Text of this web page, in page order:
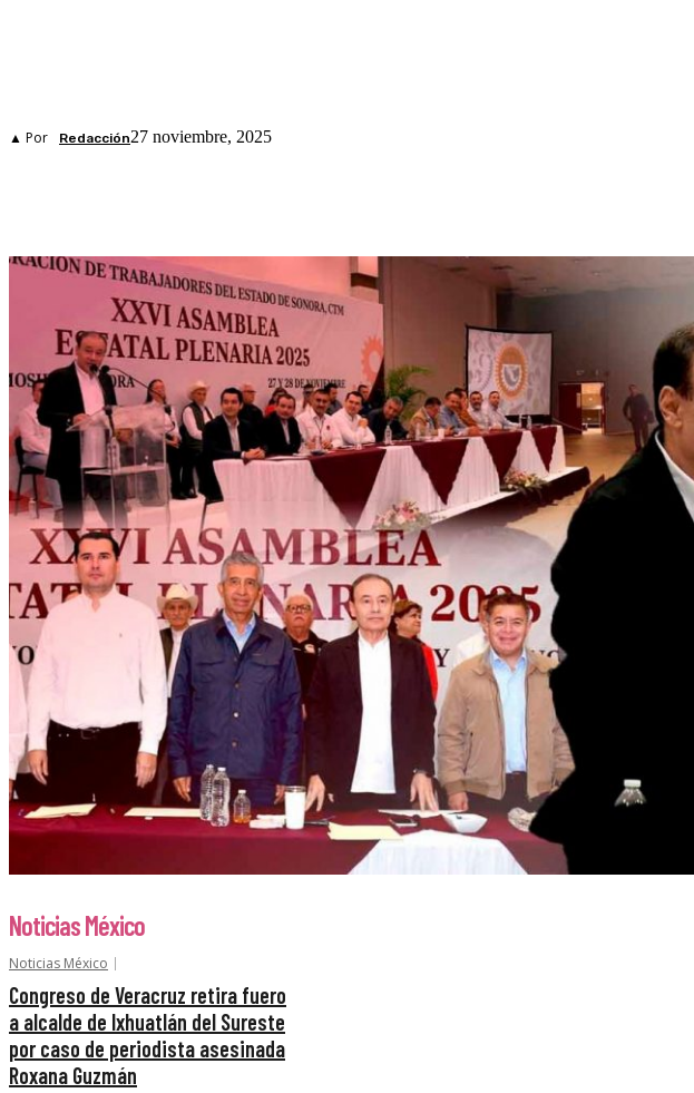
▲ Por Redacción27 noviembre, 2025
Noticias México
Noticias México
Congreso de Veracruz retira fuero
a alcalde de Ixhuatlán del Sureste
por caso de periodista asesinada
Roxana Guzmán